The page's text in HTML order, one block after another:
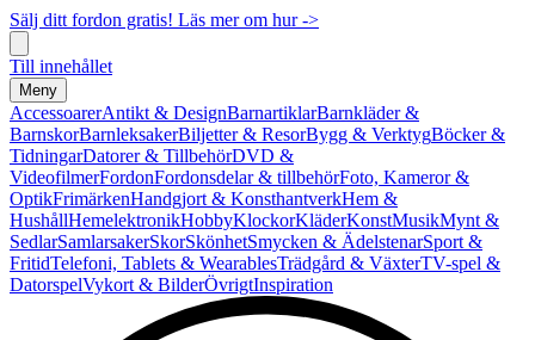
Sälj ditt fordon gratis! Läs mer om hur ->
Till innehållet
Meny
AccessoarerAntikt & DesignBarnartiklarBarnkläder &
BarnskorBarnleksakerBiljetter & ResorBygg & VerktygBöcker &
TidningarDatorer & TillbehörDVD &
VideofilmerFordonFordonsdelar & tillbehörFoto, Kameror &
OptikFrimärkenHandgjort & KonsthantverkHem &
HushållHemelektronikHobbyKlockorKläderKonstMusikMynt &
SedlarSamlarsakerSkorSkönhetSmycken & ÄdelstenarSport &
FritidTelefoni, Tablets & WearablesTrädgård & VäxterTV-spel &
DatorspelVykort & BilderÖvrigtInspiration